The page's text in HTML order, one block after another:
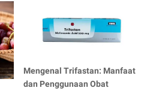
Mengenal Trifastan: Manfaat
dan Penggunaan Obat